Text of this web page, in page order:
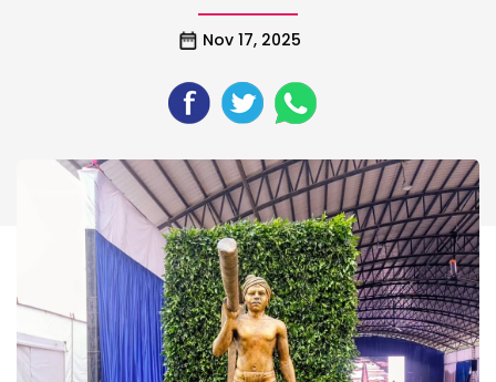
Nov 17, 2025